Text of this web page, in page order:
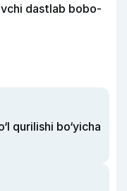
dastlab bobo-
qurilishi bo‘yicha